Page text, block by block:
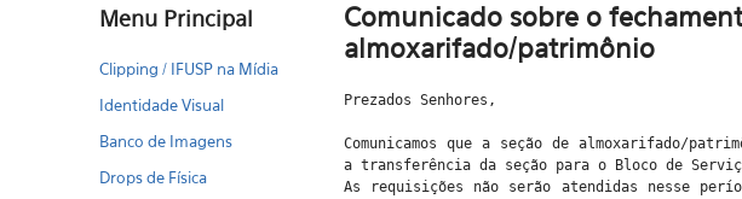
Menu Principal
Clipping / IFUSP na Mídia
Identidade Visual
Banco de Imagens
Drops de Física
Comunicado sobre o
almoxarifado/patrimônio
Prezados Senhores,
Comunicamos que a seção de almoxarifado/
a transferência da seção para o Bloco de
As requisições não serão atendidas nesse